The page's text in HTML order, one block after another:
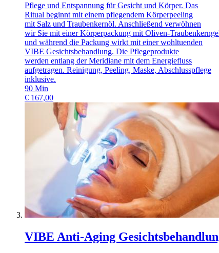
Pflege und Entspannung für Gesicht und Körper. Das
Ritual beginnt mit einem pflegendem Körperpeeling
mit Salz und Traubenkernöl. Anschließend verwöhnen
wir Sie mit einer Körperpackung mit Oliven-
und während die Packung wirkt mit einer wohltuenden
VIBE Gesichtsbehandlung. Die Pflegeprodukte
werden entlang der Meridiane mit dem Energiefluss
aufgetragen. Reinigung, Peeling, Maske, Abschlusspflege
inklusive.
90 Min
€ 167,00
VIBE Anti-Aging